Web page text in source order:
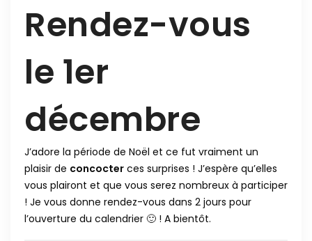
Rendez-vous
le 1er
décembre
J’adore la période de Noël et ce fut vraiment un
plaisir de concocter ces surprises ! J’espère qu’elles
vous plairont et que vous serez nombreux à participer
! Je vous donne rendez-vous dans 2 jours pour
l’ouverture du calendrier 🙂 ! A bientôt.